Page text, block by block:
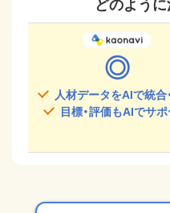
◎
人材データをAIで統合
目標・評価もAIでサ